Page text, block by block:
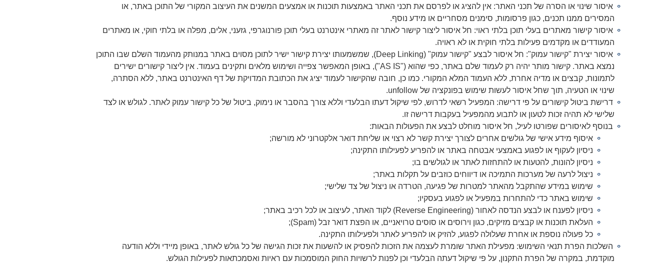
איסור שינוי או הסרה של תכני האתר: אין להציג או לפרסם את תכני האתר באמצעות תוכנות או אמצעים המשנים את העיצוב המקורי של התוכן באתר, או
המסירים ממנו תכנים, כגון פרסומות, סימנים מסחריים או מידע נוסף.
איסור קישור מאתרים בעלי תוכן בלתי ראוי: חל איסור ליצור קישור לאתר זה מאתרי אינטרנט בעלי תוכן פורנוגרפי, גזעני, אלים, מפלה או בלתי חוקי, או מאתרים
המעודדים או מקדמים פעילות בלתי חוקית או לא ראויה.
איסור יצירת "קישור עמוק": חל איסור לבצע "קישור עמוק" (Deep Linking), שמשמעותו יצירת קישור ישיר לתוכן מסוים באתר במנותק מהעמוד השלם שבו התוכן
נמצא באתר. קישור מותר יהיה רק לעמוד שלם באתר, כפי שהוא ("AS IS"), באופן המאפשר צפייה ושימוש מלאים ותקינים בעמוד. אין ליצור קישורים ישירים
לתמונות, קבצים או מדיה אחרת, ללא העמוד המלא המקורי. כמו כן, חובה שהקישור לעמוד יציג את הכתובת המדויקת של דף האינטרנט באתר, ללא הסתרה,
שינוי או הטעיה, תוך שחל איסור לעשות שימוש בפונקציה של unfollow.
דרישת ביטול קישורים על פי דרישה: המפעיל רשאי לדרוש, לפי שיקול דעתו הבלעדי וללא צורך בהסבר או נימוק, ביטול של כל קישור עמוק לאתר. לגולש או לצד
שלישי לא תהיה זכות לטעון או לתבוע מהמפעיל בעקבות דרישה זו.
בנוסף לאיסורים שפורטו לעיל, חל איסור מוחלט לבצע את הפעולות הבאות:
איסוף מידע אישי של גולשים אחרים לצורך יצירת קשר לא רצוי או שליחת דואר אלקטרוני לא מורשה;
ניסיון לעקוף או לפגוע באמצעי אבטחה באתר או להפריע לפעילותו התקינה;
ניסיון להונות, להטעות או להתחזות לאתר או לגולשים בו;
ניצול לרעה של מערכות התמיכה או דיווחים כוזבים על תקלות באתר;
שימוש במידע שהתקבל מהאתר למטרות של פגיעה, הטרדה או ניצול של צד שלישי;
שימוש באתר כדי להתחרות במפעיל או לפגוע בעסקיו;
ניסיון לפענח או לבצע הנדסה לאחור (Reverse Engineering) לקוד האתר, לעיצוב או לכל רכיב באתר;
העלאת תוכנות או קבצים מזיקים, כגון וירוסים או סוסים טרויאניים, או הפצת דואר זבל (Spam);
כל פעולה נוספת או אחרת שעלולה לפגוע, להזיק או להפריע לאתר ולפעילותו התקינה.
השלכות הפרת תנאי השימוש: מפעילת האתר שומרת לעצמה את הזכות להפסיק או להשעות את זכות הגישה של כל גולש לאתר, באופן מיידי וללא הודעה
מוקדמת, במקרה של הפרת התקנון, על פי שיקול דעתה הבלעדי וכן לפנות לרשויות החוק המוסמכות עם ראיות ואסמכתאות לפעילות הגולש.